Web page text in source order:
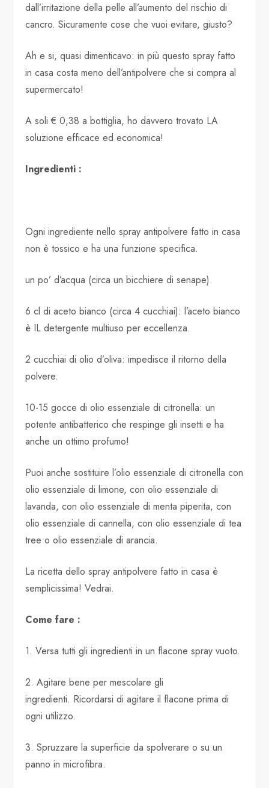
dall’irritazione della pelle all’aumento del rischio di
cancro. Sicuramente cose che vuoi evitare, giusto?
Ah e si, quasi dimenticavo: in più questo spray fatto
in casa costa meno dell’antipolvere che si compra al
supermercato!
A soli € 0,38 a bottiglia, ho davvero trovato LA
soluzione efficace ed economica!
Ingredienti :
Ogni ingrediente nello spray antipolvere fatto in casa
non è tossico e ha una funzione specifica.
un po’ d’acqua (circa un bicchiere di senape).
6 cl di aceto bianco (circa 4 cucchiai): l’aceto bianco
è IL detergente multiuso per eccellenza.
2 cucchiai di olio d’oliva: impedisce il ritorno della
polvere.
10-15 gocce di olio essenziale di citronella: un
potente antibatterico che respinge gli insetti e ha
anche un ottimo profumo!
Puoi anche sostituire l’olio essenziale di citronella con
olio essenziale di limone, con olio essenziale di
lavanda, con olio essenziale di menta piperita, con
olio essenziale di cannella, con olio essenziale di tea
tree o olio essenziale di arancia.
La ricetta dello spray antipolvere fatto in casa è
semplicissima! Vedrai.
Come fare :
1. Versa tutti gli ingredienti in un flacone spray vuoto.
2. Agitare bene per mescolare gli
ingredienti. Ricordarsi di agitare il flacone prima di
ogni utilizzo.
3. Spruzzare la superficie da spolverare o su un
panno in microfibra.